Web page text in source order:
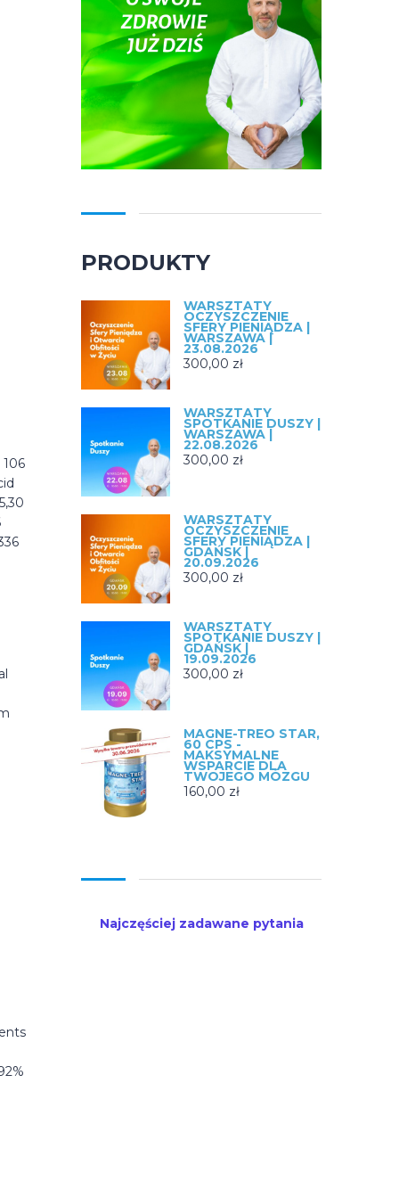
PRODUKTY
WARSZTATY
OCZYSZCZENIE
SFERY PIENIĄDZA |
WARSZAWA |
23.08.2026
300,00 zł
WARSZTATY
SPOTKANIE DUSZY |
WARSZAWA |
22.08.2026
300,00 zł
WARSZTATY
OCZYSZCZENIE
SFERY PIENIĄDZA |
GDAŃSK |
20.09.2026
300,00 zł
WARSZTATY
SPOTKANIE DUSZY |
GDAŃSK |
19.09.2026
300,00 zł
MAGNE-TREO STAR,
60 CPS -
MAKSYMALNE
WSPARCIE DLA
TWOJEGO MÓZGU
160,00 zł
Najczęściej zadawane pytania